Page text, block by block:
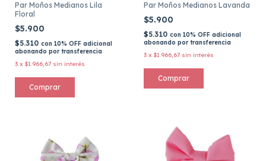
Par Moños Medianos Lila
Floral
$5.900
$5.310 con 10% OFF adicional
abonando por transferencia
3 x $1.966,67 sin interés
Par Moños Medianos Lavanda
$5.900
$5.310 con 10% OFF adicional
abonando por transferencia
3 x $1.966,67 sin interés